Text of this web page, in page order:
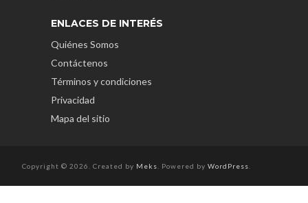
ENLACES DE INTERÉS
Quiénes Somos
Contáctenos
Términos y condiciones
Privacidad
Mapa del sitio
Copyright © 2026. Created by Meks . Powered by WordPress